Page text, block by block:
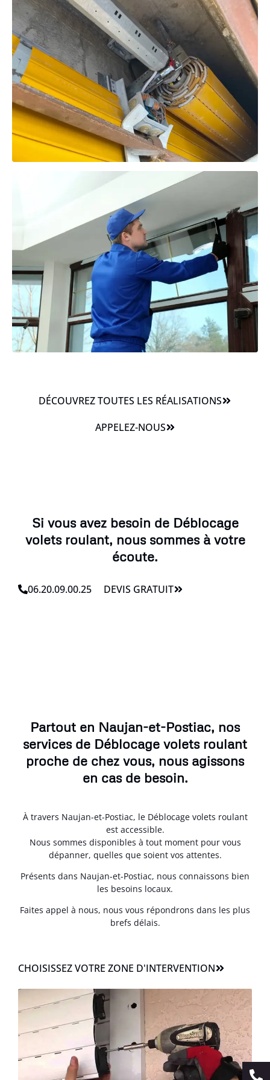
DÉCOUVREZ TOUTES LES RÉALISATIONS
APPELEZ-NOUS
Si vous avez besoin de Déblocage
volets roulant, nous sommes à votre
écoute.
06.20.09.00.25 DEVIS GRATUIT
Partout en Naujan-et-Postiac, nos
services de Déblocage volets roulant
proche de chez vous, nous agissons
en cas de besoin.
À travers Naujan-et-Postiac, le Déblocage volets roulant
est accessible.
Nous sommes disponibles à tout moment pour vous
dépanner, quelles que soient vos attentes.
Présents dans Naujan-et-Postiac, nous connaissons bien
les besoins locaux.
Faites appel à nous, nous vous répondrons dans les plus
brefs délais.
CHOISISSEZ VOTRE ZONE D'INTERVENTION